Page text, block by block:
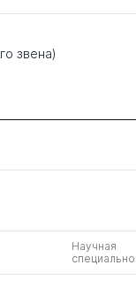
звена)
Научная